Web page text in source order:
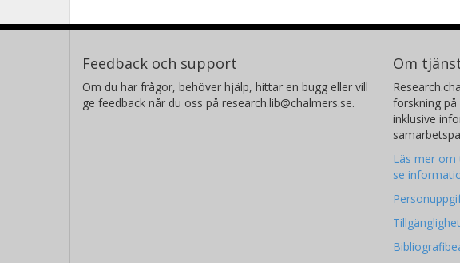
Feedback och support
Om du har frågor, behöver hjälp, hittar en bugg eller vill
ge feedback når du oss på research.lib@chalmers.se.
Om
forskning
inklusive
Läs mer om
se
Tillgänglighet